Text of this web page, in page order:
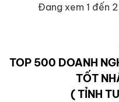
Đang xem 1 đến
TOP 500 DOANH
TỐT
( TỈNH